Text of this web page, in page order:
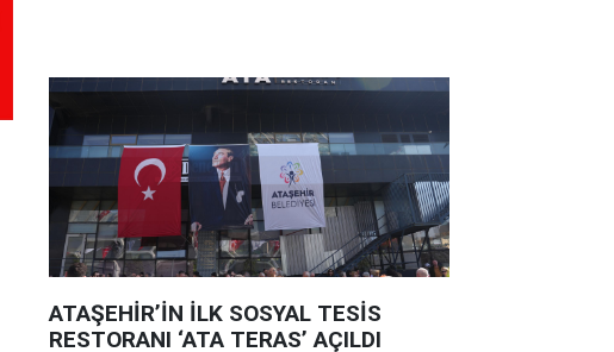
ATAŞEHİR’İN İLK SOSYAL TESİS
RESTORANI ‘ATA TERAS’ AÇILDI